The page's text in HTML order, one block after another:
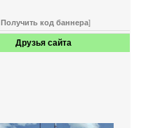
Получить код баннера]
Друзья сайта